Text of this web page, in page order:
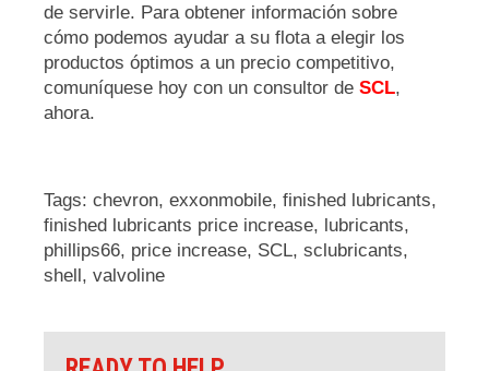
de servirle. Para obtener información sobre
cómo podemos ayudar a su flota a elegir los
productos óptimos a un precio competitivo,
comuníquese hoy con un consultor de SCL,
ahora.
Tags: chevron, exxonmobile, finished lubricants,
finished lubricants price increase, lubricants,
phillips66, price increase, SCL, sclubricants,
shell , valvoline